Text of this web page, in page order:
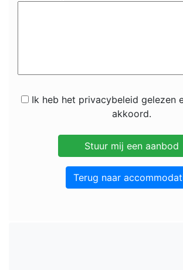
Ik heb het privacybeleid gelezen
akkoord.
Terug naar